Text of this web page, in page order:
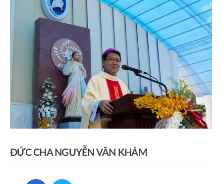
ĐỨC CHA NGUYỄN VĂN KHẢM